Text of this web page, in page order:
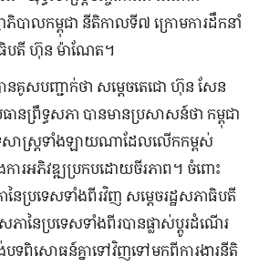
ភិបាលកម្ពុជា នីតិកាលទី៧ ក្រោមការដឹកនាំ
ធិបតី ហ៊ុន ម៉ាណែត។
ានគូសបញ្ជាក់ថា សម្តេចតេជោ ហ៊ុន សែន
ធានព្រឹទ្ធសភា បានមានប្រសាសន៍ថា កម្ពុជា
ធសាស្ត្រទាំងឡាយណាដែលលើកកម្ពស់
ារអភិវឌ្ឍប្រកបដោយចីរភាព។ ចំពោះ
នៃប្រទេសទាំងពីរវិញ សម្តេចរដ្ឋសភាធិបតី
ភានៃប្រទេសទាំងពីរបានផ្លាស់ប្តូរដំណើរ
ទពិសោធន៍គ្នាទៅវិញទៅមកពីការងារនីតិ